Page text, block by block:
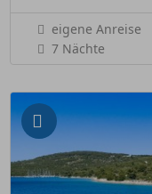
eigene Anreise
7 Nächte